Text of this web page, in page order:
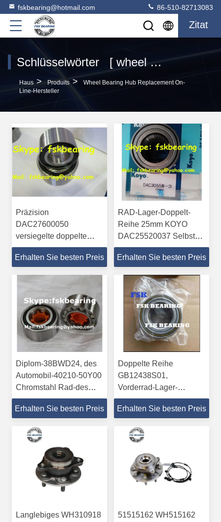
fskbearing@hotmail.com 86-510-82713083
Zitat
Schlüsselwörter [ wheel bearing hub replacement ] Passen 120 produits
Haus > Produits >
Wheel Bearing Hub Replacement On-
Line-Hersteller
Präzision
DAC27600050
versiegelte doppelte
Reihen-Ball-Rad-Lager
27mmID
Erhalten Sie besten Preis
RAD-Lager-Doppelt-
Reihe 25mm KOYO
DAC25520037 Selbst×
52mm × 37mm
Erhalten Sie besten Preis
Diplom-38BWD24, des
Automobil-40210-50Y00
Chromstahl Rad-des
Lager-Gcr15
Erhalten Sie besten Preis
Doppelte Reihe
GB12438S01,
Vorderrad-Lager-
Kegelrollenlager
DAC35650035 MAN
Erhalten Sie besten Preis
Langlebiges WH310918
51515162 WH515162